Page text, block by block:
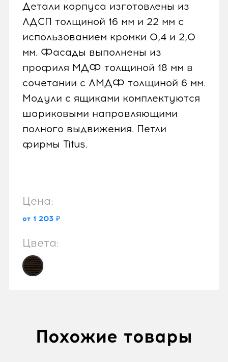
Детали корпуса изготовлены из
ЛДСП толщиной 16 мм и 22 мм с
использованием кромки 0,4 и 2,0
мм. Фасады выполнены из
профиля МДФ толщиной 18 мм в
сочетании с ЛМДФ толщиной 6 мм.
Модули с ящиками комплектуются
шариковыми направляющими
полного выдвижения. Петли
фирмы Titus.
Цена:
от 1 203 ₽
Цвета:
Похожие товары